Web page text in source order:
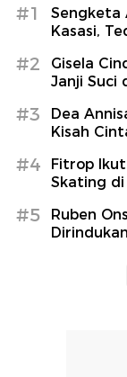
#1
Sengketa
Kasasi,
#2
Gisela
Janji Suci
#3
Dea
Kisah
#4
Fitrop
Skating di
#5
Ruben